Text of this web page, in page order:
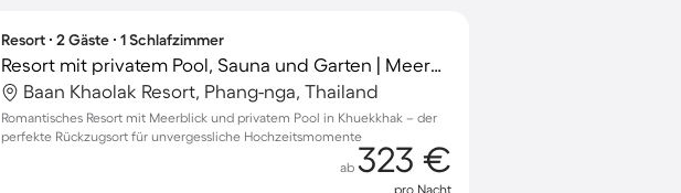
Resort ∙ 2 Gäste ∙ 1 Schlafzimmer
Resort mit privatem Pool, Sauna und Garten | Meerblick | Neben dem Strand
Baan Khaolak Resort, Phang-nga, Thailand
Romantisches Resort mit Meerblick und privatem Pool in Khuekkhak – der
perfekte Rückzugsort für unvergessliche Hochzeitsmomente
ab 323 €
pro Nacht